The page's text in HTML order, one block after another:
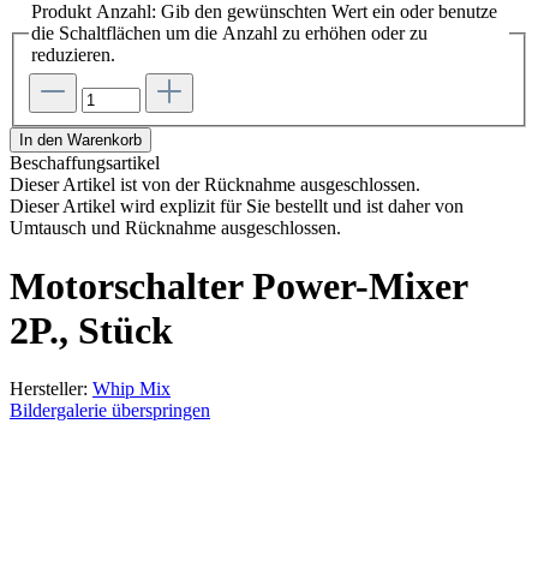
Produkt Anzahl: Gib den gewünschten Wert ein oder benutze
die Schaltflächen um die Anzahl zu erhöhen oder zu
reduzieren.
In den Warenkorb
Beschaffungsartikel
Dieser Artikel ist von der Rücknahme ausgeschlossen.
Dieser Artikel wird explizit für Sie bestellt und ist daher von
Umtausch und Rücknahme ausgeschlossen.
Motorschalter Power-Mixer
2P., Stück
Hersteller: Whip Mix
Bildergalerie überspringen